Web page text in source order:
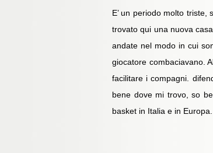
E’ un periodo molto
trovato qui una nuova
andate nel modo in cui
giocatore combaciavano.
facilitare i compagni.
bene dove mi trovo, so
basket in Italia e in